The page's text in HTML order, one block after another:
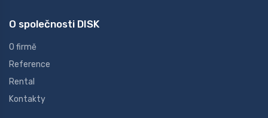
O společnosti DISK
O firmě
Reference
Rental
Kontakty